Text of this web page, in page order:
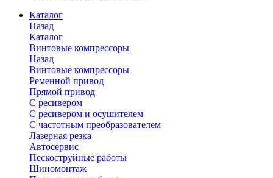
Каталог
Назад
Каталог
Винтовые компрессоры
Назад
Винтовые компрессоры
Ременной привод
Прямой привод
С ресивером
С ресивером и осушителем
С частотным преобразователем
Лазерная резка
Автосервис
Пескоструйные работы
Шиномонтаж